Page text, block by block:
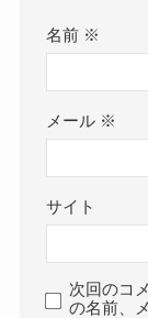
名前 ※
メール ※
サイト
次回のコ
の名前、